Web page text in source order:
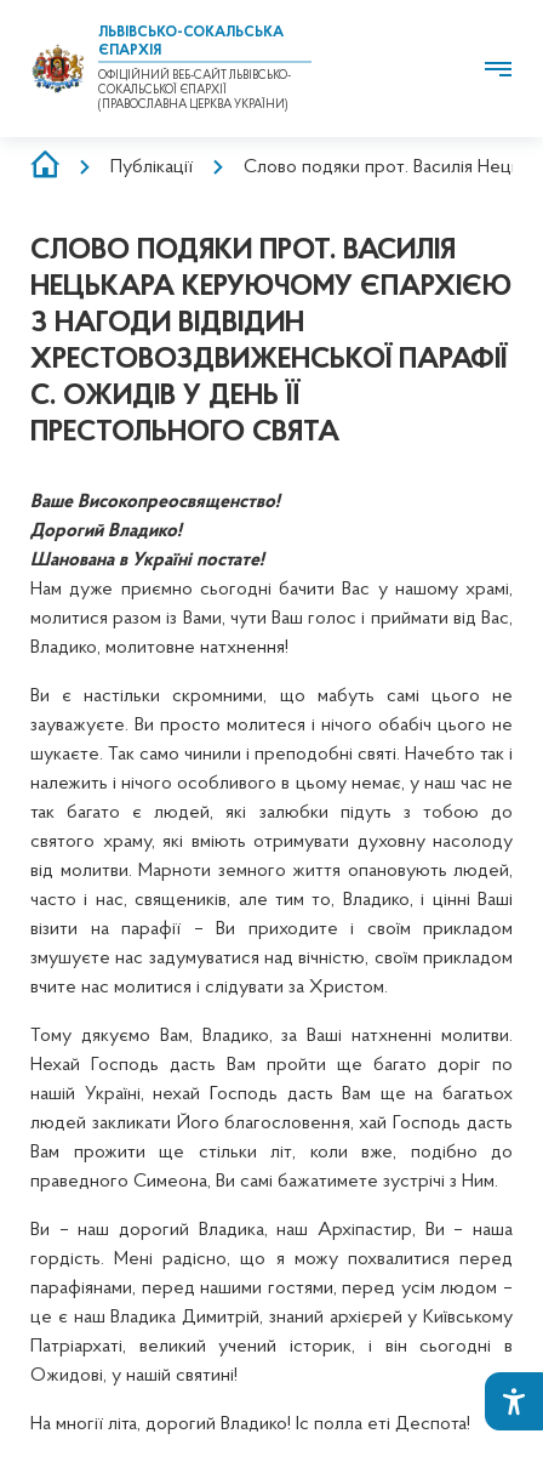
ЛЬВІВСЬКО-СОКАЛЬСЬКА
ЄПАРХІЯ
ОФІЦІЙНИЙ ВЕБ-САЙТ ЛЬВІВСЬКО-
СОКАЛЬСЬКОЇ ЄПАРХІЇ
(ПРАВОСЛАВНА ЦЕРКВА УКРАЇНИ)
РЯДОКПублікації Слово подяки прот. Василія
СЛОВО ПОДЯКИ ПРОТ. ВАСИЛІЯ
НЕЦЬКАРА КЕРУЮЧОМУ ЄПАРХІЄЮ
З НАГОДИ ВІДВІДИН
ХРЕСТОВОЗДВИЖЕНСЬКОЇ ПАРАФІЇ
С. ОЖИДІВ У ДЕНЬ ЇЇ
ПРЕСТОЛЬНОГО СВЯТА
Ваше Високопреосвященство!
Дорогий Владико!
Шанована в Україні постате!
Нам дуже приємно сьогодні бачити Вас у нашому храмі,
молитися разом із Вами, чути Ваш голос і приймати від Вас,
Владико, молитовне натхнення!
Ви є настільки скромними, що мабуть самі цього не
зауважуєте. Ви просто молитеся і нічого обабіч цього не
шукаєте. Так само чинили і преподобні святі. Начебто так і
належить і нічого особливого в цьому немає, у наш час не
так багато є людей, які залюбки підуть з тобою до
святого храму, які вміють отримувати духовну насолоду
від молитви. Марноти земного життя опановують людей,
часто і нас, священиків, але тим то, Владико, і цінні Ваші
візити на парафії – Ви приходите і своїм прикладом
змушуєте нас задумуватися над вічністю, своїм прикладом
вчите нас молитися і слідувати за Христом.
Тому дякуємо Вам, Владико, за Ваші натхненні молитви.
Нехай Господь дасть Вам пройти ще багато доріг по
нашій Україні, нехай Господь дасть Вам ще на багатьох
людей закликати Його благословення, хай Господь дасть
Вам прожити ще стільки літ, коли вже, подібно до
праведного Симеона, Ви самі бажатимете зустрічі з Ним.
Ви – наш дорогий Владика, наш Архіпастир, Ви – наша
гордість. Мені радісно, що я можу похвалитися перед
парафіянами, перед нашими гостями, перед усім людом –
це є наш Владика Димитрій, знаний архієрей у Київському
Патріархаті, великий учений історик, і він сьогодні в
Ожидові, у нашій святині!
На многії літа, дорогий Владико! Іс полла еті Деспота!